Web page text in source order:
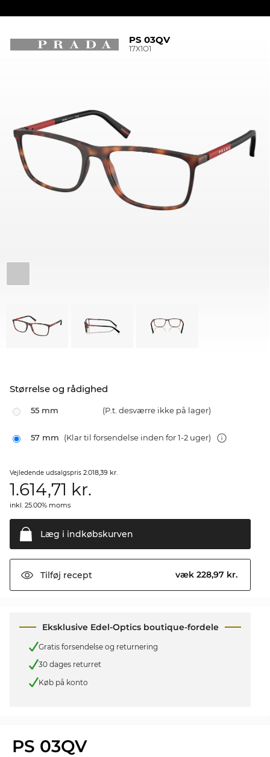
PS 03QV
17X1O1
Størrelse og rådighed
55 mm (P.t. desværre ikke på lager)
57 mm (Klar til forsendelse inden for 1-2 uger)
Vejledende udsalgspris 2.018,39 kr.
1.614,71 kr.
inkl. 25.00% moms
Læg i indkøbskurven
Tilføj recept væk 228,97 kr.
Eksklusive Edel-Optics boutique-fordele
Gratis forsendelse og returnering
30 dages returret
Køb på konto
PS 03QV